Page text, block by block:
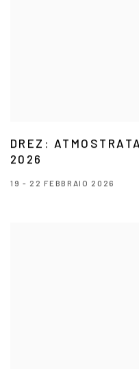
DREZ:
2026
19 - 22 FEBBRAIO 2026